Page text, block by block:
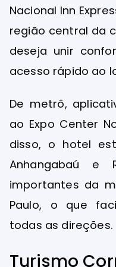
Nacional Inn
região central da
deseja unir
acesso rápido ao
De metrô,
ao Expo Center
disso, o hotel
Anhangabaú e
importantes da
Paulo, o que
todas as direções.
Turismo